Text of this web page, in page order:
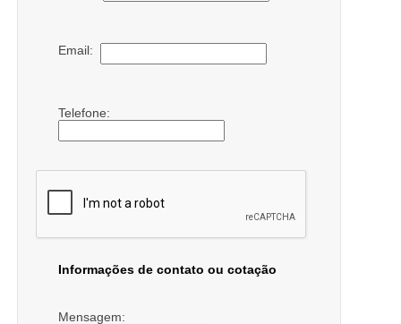
Email:
Telefone:
Informações de contato ou cotação
Mensagem: